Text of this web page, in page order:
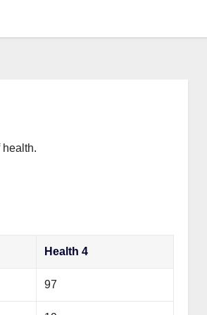
Health 4
97